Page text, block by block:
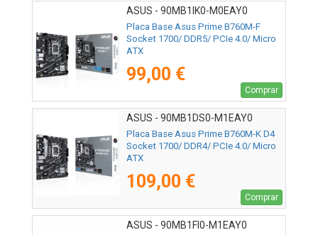
ASUS - 90MB1IK0-M0EAY0
Placa Base Asus Prime B760M-F
Socket 1700/ DDR5/ PCIe 4.0/ Micro
ATX
99,00 €
Comprar
ASUS - 90MB1DS0-M1EAY0
Placa Base Asus Prime B760M-K D4
Socket 1700/ DDR4/ PCIe 4.0/ Micro
ATX
109,00 €
Comprar
ASUS - 90MB1FI0-M1EAY0